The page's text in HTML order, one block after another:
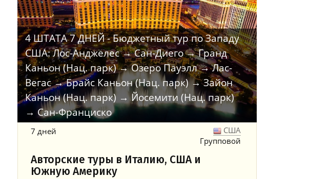
4 ШТАТА 7 ДНЕЙ - Бюджетный тур по Западу
США: Лос-Анджелес → Сан-Диего → Гранд
Каньон (Нац. парк) → Озеро Пауэлл → Лас-
Вегас → Брайс Каньон (Нац. парк) → Зайон
Каньон (Нац. парк) → Йосемити (Нац. парк)
→ Сан-Франциско
7 дней
США
Групповой
Авторские туры в Италию, США и
Южную Америку